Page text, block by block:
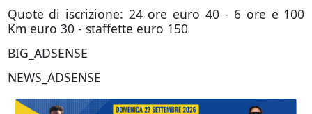
Quote di iscrizione: 24 ore euro 40 - 6 ore e 100
Km euro 30 - staffette euro 150
BIG_ADSENSE
NEWS_ADSENSE